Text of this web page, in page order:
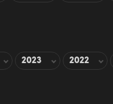
2023 2022